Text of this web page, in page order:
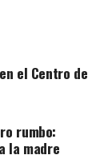
el Centro de
rumbo:
la madre